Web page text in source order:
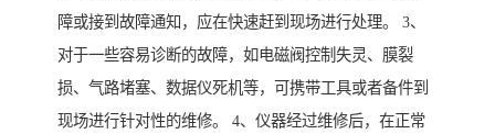
障或接到故障通知，应在快速赶到现场进行处理。 3、
对于一些容易诊断的故障，如电磁阀控制失灵、膜裂
损、气路堵塞、数据仪死机等，可携带工具或者备件到
现场进行针对性的维修。 4、仪器经过维修后，在正常